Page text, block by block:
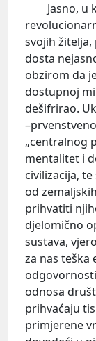
Jasno, u
svojih
dosta
obzirom da
dostupnoj
dešifrirao.
„centralnog
mentalitet i
civilizacija,
od
prihvatiti
djelomično
sustava,
za nas teška
odnosa
prihvaćaju
primjerene